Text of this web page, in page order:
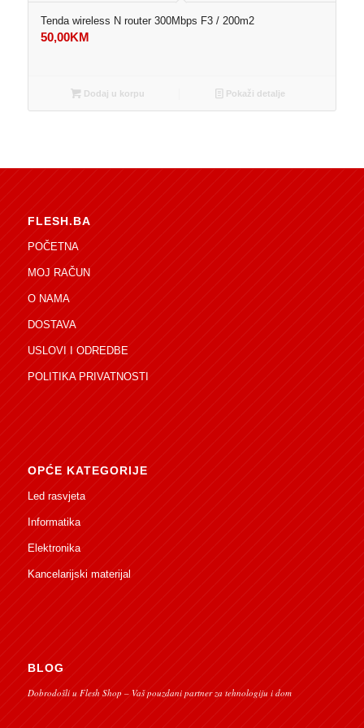
Tenda wireless N router 300Mbps F3 / 200m2
50,00KM
Dodaj u korpu Pokaži detalje
FLESH.BA
POČETNA
MOJ RAČUN
O NAMA
DOSTAVA
USLOVI I ODREDBE
POLITIKA PRIVATNOSTI
OPĆE KATEGORIJE
Led rasvjeta
Informatika
Elektronika
Kancelarijski materijal
BLOG
Dobrodošli u Flesh Shop – Vaš pouzdani partner za tehnologiju i dom